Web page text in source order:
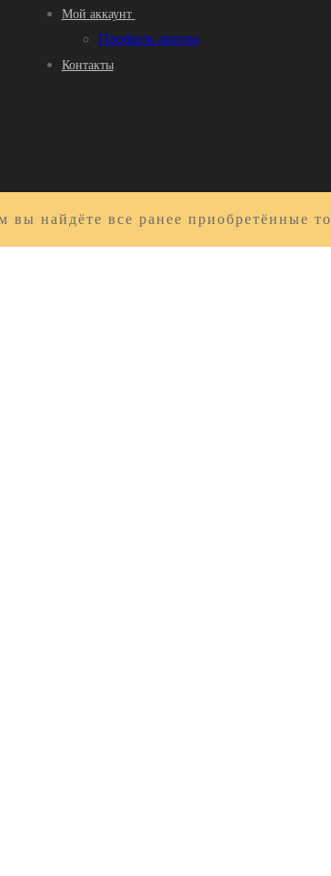
Мой аккаунт
Профиль автора
Контакты
вы найдёте все ранее приобретённые